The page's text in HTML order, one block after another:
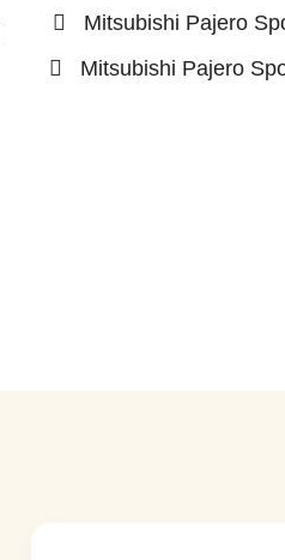
Mitsubishi Pajero
Mitsubishi Pajero